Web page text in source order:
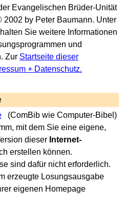
Evangelischen Brüder-Unität
2002 by Peter Baumann. Unter
Sie weitere Informationen
und
Zur Startseite dieser
+ Datenschutz.
(ComBib wie Computer-Bibel)
mit dem Sie eine eigene,
dieser Internet-
erstellen können.
sind dafür nicht erforderlich.
erzeugte Losungsausgabe
eigenen Homepage